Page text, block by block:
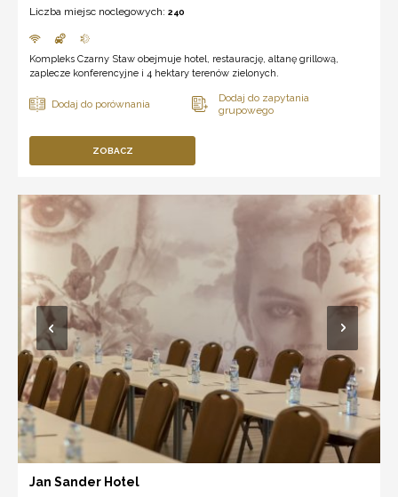
Liczba miejsc noclegowych: 240
Kompleks Czarny Staw obejmuje hotel, restaurację, altanę grillową,
zaplecze konferencyjne i 4 hektary terenów zielonych.
ZOBACZ
Jan Sander Hotel